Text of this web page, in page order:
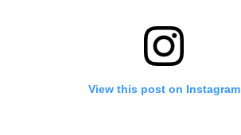
View this post on Instagram